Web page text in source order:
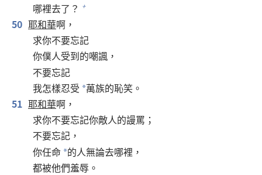
哪裡去了？ +
50 耶和華啊，
求你不要忘記
你僕人受到的嘲諷，
不要忘記
我怎樣忍受 *萬族的恥笑。
51 耶和華啊，
求你不要忘記你敵人的謾罵；
不要忘記，
你任命 *的人無論去哪裡，
都被他們羞辱。